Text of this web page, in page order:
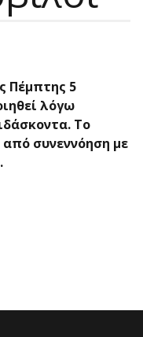
Πέμπτης 5
λόγω
Το
συνεννόηση με